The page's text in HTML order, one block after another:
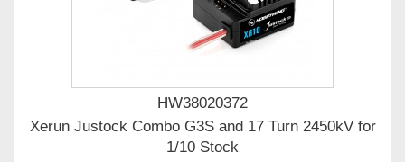
HW38020372
Xerun Justock Combo G3S and 17 Turn 2450kV for
1/10 Stock